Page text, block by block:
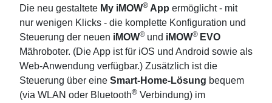
Die neu gestaltete My iMOW® App ermöglicht - mit
nur wenigen Klicks - die komplette Konfiguration und
Steuerung der neuen iMOW® und iMOW® EVO
Mähroboter. (Die App ist für iOS und Android sowie als
Web-Anwendung verfügbar.) Zusätzlich ist die
Steuerung über eine Smart-Home-Lösung bequem
(via WLAN oder Bluetooth® Verbindung) im